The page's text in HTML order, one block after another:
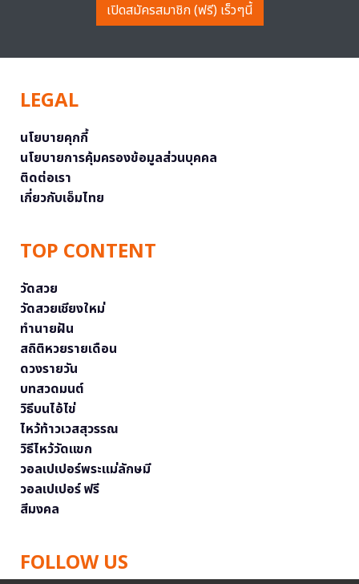
เปิดสมัครสมาชิก (ฟรี) เร็วๆนี้
LEGAL
นโยบายคุกกี้
นโยบายการคุ้มครองข้อมูลส่วนบุคคล
ติดต่อเรา
เกี่ยวกับเอ็มไทย
TOP CONTENT
วัดสวย
วัดสวยเชียงใหม่
ทำนายฝัน
สถิติหวยรายเดือน
ดวงรายวัน
บทสวดมนต์
วิธีบนไอ้ไข่
ไหว้ท้าวเวสสุวรรณ
วิธีไหว้วัดแขก
วอลเปเปอร์พระแม่ลักษมี
วอลเปเปอร์ ฟรี
สีมงคล
FOLLOW US